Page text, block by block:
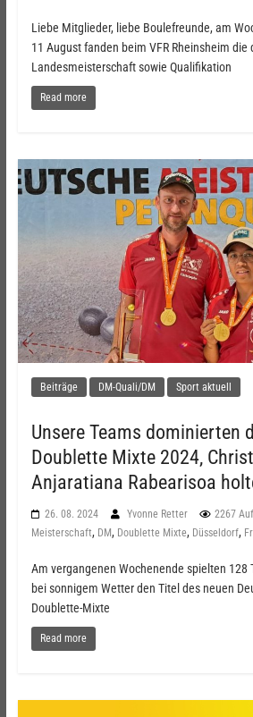
Liebe Mitglieder, liebe Boulefreunde, am
11 August fanden beim VFR Rheinsheim die
Landesmeisterschaft sowie Qualifikation
Read more
Beiträge DM-Quali/DM Sport aktuell
Unsere Teams dominierten
Doublette Mixte 2024,
Anjaratiana Rabearisoa
26. 08. 2024 Yvonne Retter 2267
Meisterschaft, DM, Doublette Mixte, Düsseldorf,
Am vergangenen Wochenende spielten 128
bei sonnigem Wetter den Titel des neuen
Doublette-Mixte
Read more